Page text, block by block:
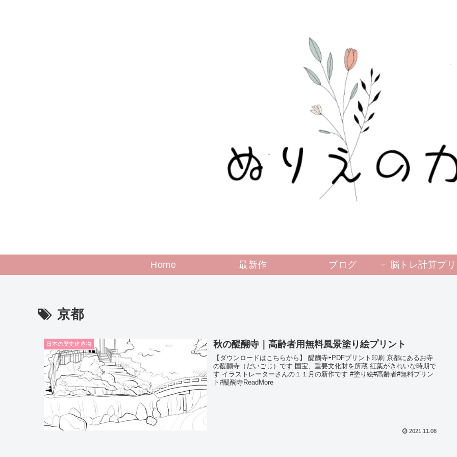
Home 最新作 ブログ 脳トレ計算プリ
京都
日本の歴史建造物 秋の醍醐寺｜高齢者用無料風景塗り絵プリント
【ダウンロードはこちらから】 醍醐寺⇦PDFプリント印刷 京都にあるお寺
の醍醐寺（だいごじ）です 国宝、重要文化財を所蔵 紅葉がきれいな時期で
す イラストレーターさんの１１月の新作です #塗り絵#高齢者#無料プリン
ト#醍醐寺ReadMore
2021.11.08